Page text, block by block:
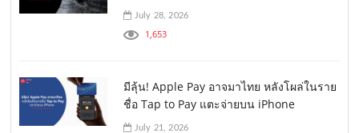
July 28, 2026
1,653
มีลุ้น! Apple Pay อาจมาไทย หลังโผล่ในราย
ชื่อ Tap to Pay แตะจ่ายบน iPhone
July 21, 2026